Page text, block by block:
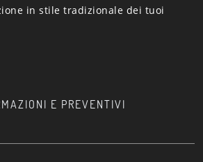
in stile tradizionale dei tuoi
E PREVENTIVI